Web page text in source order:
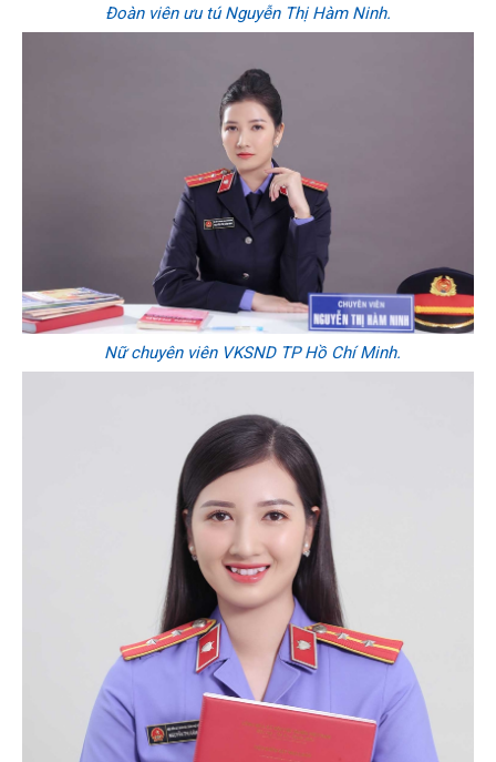
Đoàn viên ưu tú Nguyễn Thị Hàm Ninh.
Nữ chuyên viên VKSND TP Hồ Chí Minh.